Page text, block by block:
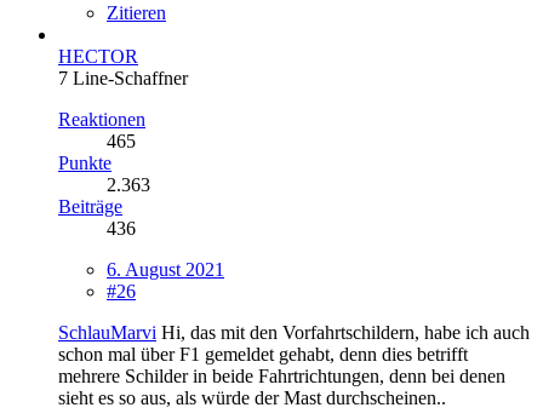
Zitieren
HECTOR
7 Line-Schaffner
Reaktionen
465
Punkte
2.363
Beiträge
436
6. August 2021
#26
SchlauMarvi Hi, das mit den Vorfahrtschildern, habe ich auch
schon mal über F1 gemeldet gehabt, denn dies betrifft
mehrere Schilder in beide Fahrtrichtungen, denn bei denen
sieht es so aus, als würde der Mast durchscheinen..